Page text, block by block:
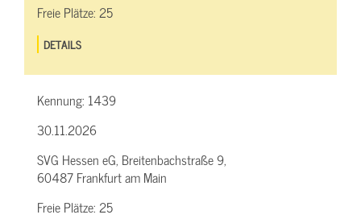
Freie Plätze:25
DETAILS
Kennung: 1439
30.11.2026
SVG Hessen eG, Breitenbachstraße 9,
60487 Frankfurt am Main
Freie Plätze:25